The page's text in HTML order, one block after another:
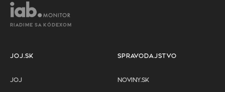
RIADIME SA KÓDEXOM
JOJ.SK
JOJ
SPRAVODAJSTVO
NOVINY.SK